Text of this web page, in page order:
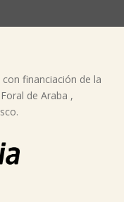
adicional en nuestra
financiación de la
de Araba ,